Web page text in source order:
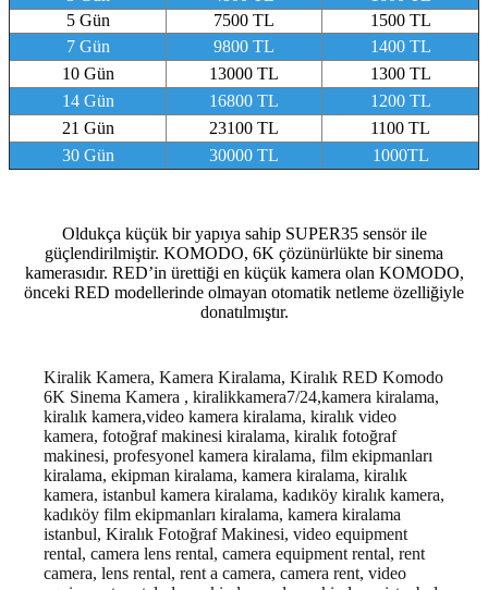
5 Gün
7500 TL
1500 TL
7 Gün
9800 TL
1400 TL
10 Gün
13000 TL
1300 TL
14 Gün
16800 TL
1200 TL
21 Gün
23100 TL
1100 TL
30 Gün
30000 TL 1000TL
Oldukça küçük bir yapıya sahip SUPER35 sensör ile
güçlendirilmiştir. KOMODO, 6K çözünürlükte bir sinema
kamerasıdır. RED’in ürettiği en küçük kamera olan KOMODO,
önceki RED modellerinde olmayan otomatik netleme özelliğiyle
donatılmıştır.
Kiralik Kamera, Kamera Kiralama, Kiralık RED Komodo
6K Sinema Kamera , kiralikkamera7/24,kamera kiralama,
kiralık kamera,video kamera kiralama, kiralık video
kamera, fotoğraf makinesi kiralama, kiralık fotoğraf
makinesi, profesyonel kamera kiralama, film ekipmanları
kiralama, ekipman kiralama, kamera kiralama, kiralık
kamera, istanbul kamera kiralama, kadıköy kiralık kamera,
kadıköy film ekipmanları kiralama, kamera kiralama
istanbul, Kiralık Fotoğraf Makinesi, video equipment
rental, camera lens rental, camera equipment rental, rent
camera, lens rental, rent a camera, camera rent, video